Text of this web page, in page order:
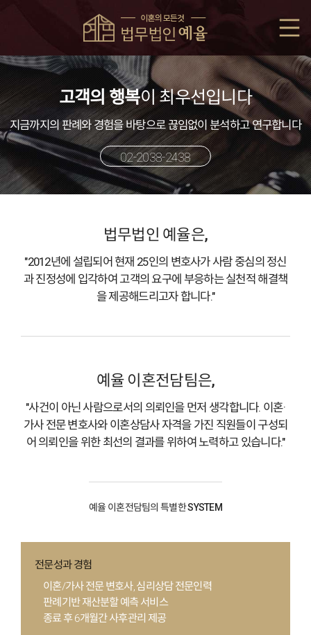
고객의 행복이최우선입니다
지금까지의 판례와 경험을 바탕으로끊임없이 분석하고 연구합니다
02-2038-2438
법무법인 예율은,
"2012년에 설립되어 현재 25인의 변호사가 사람 중심의 정신
과 진정성에 입각하여 고객의 요구에 부응하는 실천적 해결책
을제공해드리고자 합니다."
예율 이혼전담팀은,
"사건이 아닌 사람으로서의 의뢰인을 먼저 생각합니다. 이혼·
가사 전문 변호사와 이혼상담사 자격을 가진 직원들이 구성되
어 의뢰인을 위한 최선의 결과를 위하여노력하고 있습니다."
예율 이혼전담팀의 특별한 SYSTEM
전문성과 경험
이혼/가사 전문 변호사, 심리상담 전문인력
판례기반 재산분할 예측 서비스
종료 후 6개월간 사후관리 제공